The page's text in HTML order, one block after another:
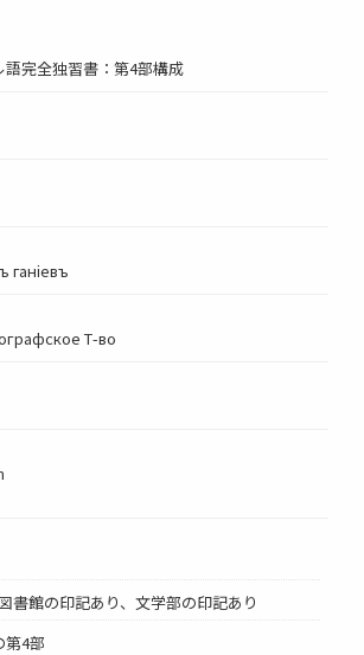
語完全独習書：第4部構成
Т-во
書館の印記あり、文学部の印記あり
第4部